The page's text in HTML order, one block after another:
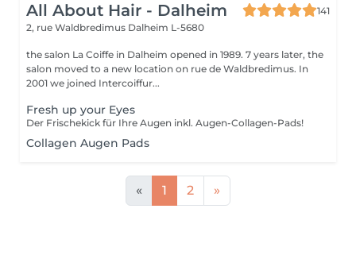
All About Hair - Dalheim
141
2, rue Waldbredimus Dalheim L-5680
the salon La Coiffe in Dalheim opened in 1989. 7 years later, the
salon moved to a new location on rue de Waldbredimus. In
2001 we joined Intercoiffur...
Fresh up your Eyes
Der Frischekick für Ihre Augen inkl. Augen-Collagen-Pads!
Collagen Augen Pads
« 1 2 »